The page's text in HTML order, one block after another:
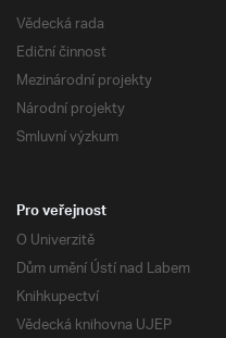
Vědecká rada
Ediční činnost
Mezinárodní projekty
Národní projekty
Smluvní výzkum
Pro veřejnost
O Univerzitě
Dům umění Ústí nad Labem
Knihkupectví
Vědecká knihovna UJEP